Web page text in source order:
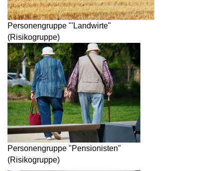
Personengruppe "'Landwirte"
(Risikogruppe)
Personengruppe "Pensionisten"
(Risikogruppe)